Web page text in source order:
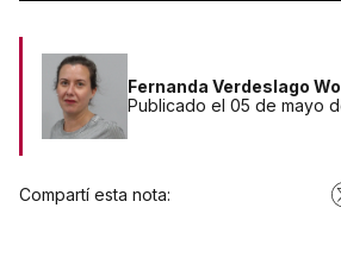
Fernanda Verdeslago
Publicado el 05 de mayo
Compartí esta nota: